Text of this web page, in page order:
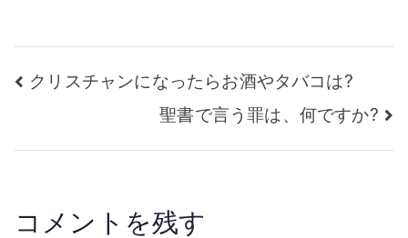
投
ビ
クリスチャンになったらお酒やタバコは?
聖書で言う罪は、何ですか?
コメントを残す